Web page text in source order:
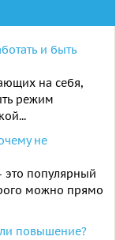
и быть
на себя,
режим
не
это популярный
можно прямо
ли повышение?